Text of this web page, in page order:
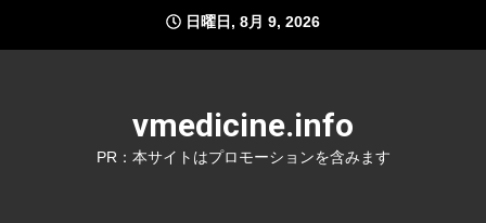
content
日曜日, 8月 9, 2026
vmedicine.info
PR：本サイトはプロモーションを含みます